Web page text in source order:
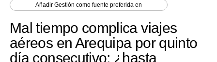
Economía
Mercados
AñadirGestión como fuente preferida en
Mal tiempo complica viajes
aéreos en Arequipa por quinto
día consecutivo: ¿hasta